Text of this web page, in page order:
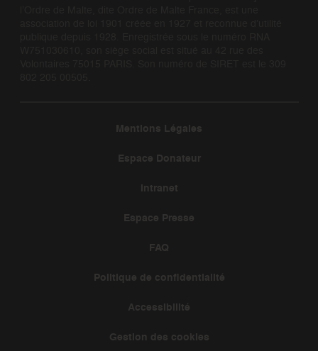
Mentions Légales
Espace Donateur
Intranet
Espace Presse
FAQ
Politique de confidentialité
Accessibilité
Gestion des cookies